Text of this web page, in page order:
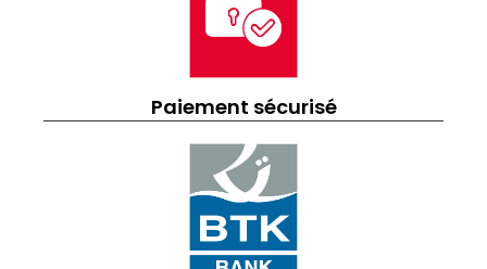
Paiement sécurisé